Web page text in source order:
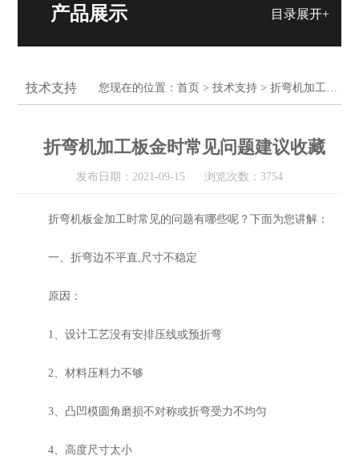
目录展开+
产品展示
技术支持 您现在的位置：首页 >技术支持 > 折弯机加工板金时常见问题建议收藏
折弯机加工板金时常见问题建议收藏
发布日期：2021-09-15 浏览次数：3754
折弯机板金加工时常见的问题有哪些呢？下面为您讲解：
一、折弯边不平直,尺寸不稳定
原因：
1、设计工艺没有安排压线或预折弯
2、材料压料力不够
3、凸凹模圆角磨损不对称或折弯受力不均匀
4、高度尺寸太小